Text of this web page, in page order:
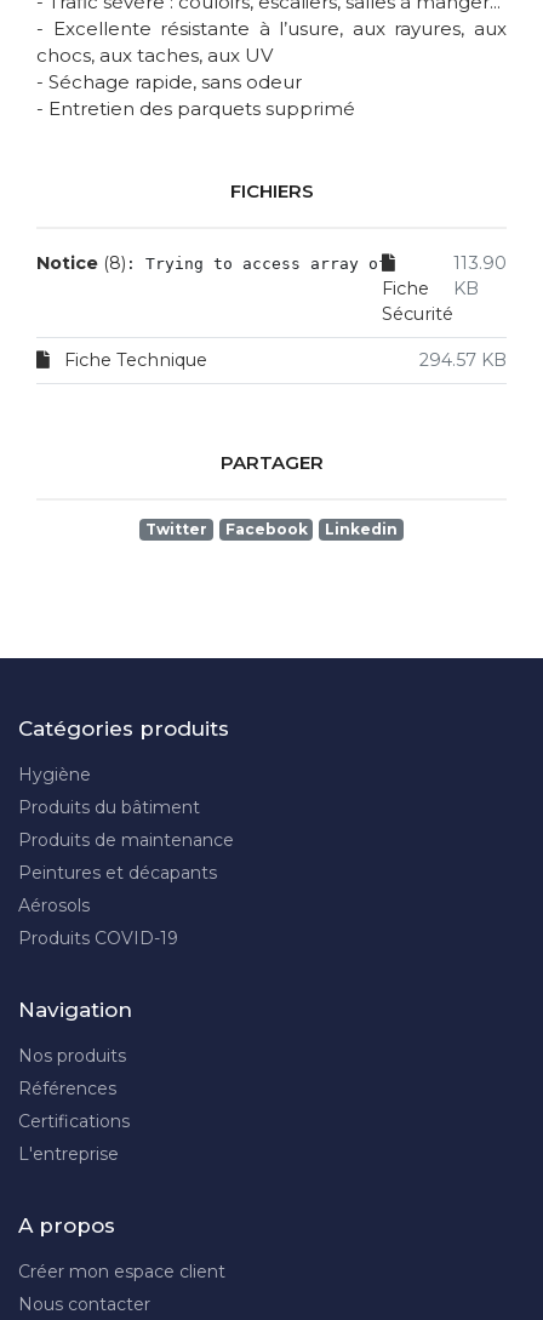
- Excellente résistante à l’usure, aux rayures, aux
chocs, aux taches, aux UV
- Séchage rapide, sans odeur
- Entretien des parquets supprimé
FICHIERS
Notice (8) : Trying to access array offset on value
Fiche
Sécurité
113.90
KB
Fiche Technique 294.57 KB
PARTAGER
Twitter Facebook Linkedin
Catégories produits
Hygiène
Produits du bâtiment
Produits de maintenance
Peintures et décapants
Aérosols
Produits COVID-19
Navigation
Nos produits
Références
Certifications
L'entreprise
A propos
Créer mon espace client
Nous contacter